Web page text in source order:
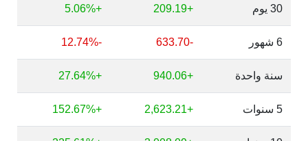
30 يوم +209.19
+5.06%
6 شهور -633.70
-12.74%
سنة واحدة +940.06
+27.64%
5 سنوات +2,623.21
+152.67%